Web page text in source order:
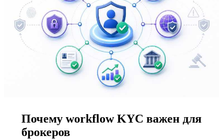
Почему workflow KYC важен для
брокеров